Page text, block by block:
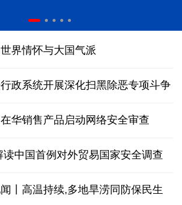
界情怀与大国气派
政系统开展深化扫黑除恶专项斗争
华销售产品启动网络安全审查
中国首例对外贸易国家安全调查
丨高温持续,多地旱涝同防保民生